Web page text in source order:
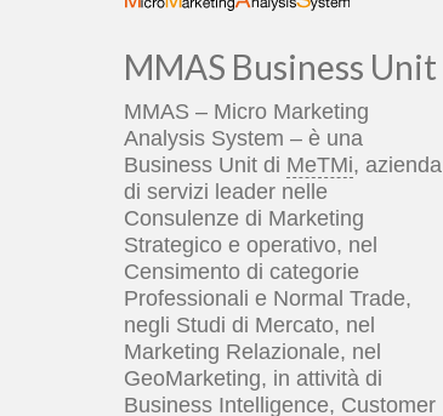
MMAS Business Unit
MMAS – Micro Marketing
Analysis System – è una
Business Unit di MeTMi, azienda
di servizi leader nelle
Consulenze di Marketing
Strategico e operativo, nel
Censimento di categorie
Professionali e Normal Trade,
negli Studi di Mercato, nel
Marketing Relazionale, nel
GeoMarketing, in attività di
Business Intelligence, Customer